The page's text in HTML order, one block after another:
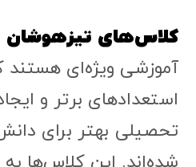
کلاس‌های تیزهوشان
آموزشی ویژه‌ای
استعدادهای برتر و
تحصیلی بهتر برای